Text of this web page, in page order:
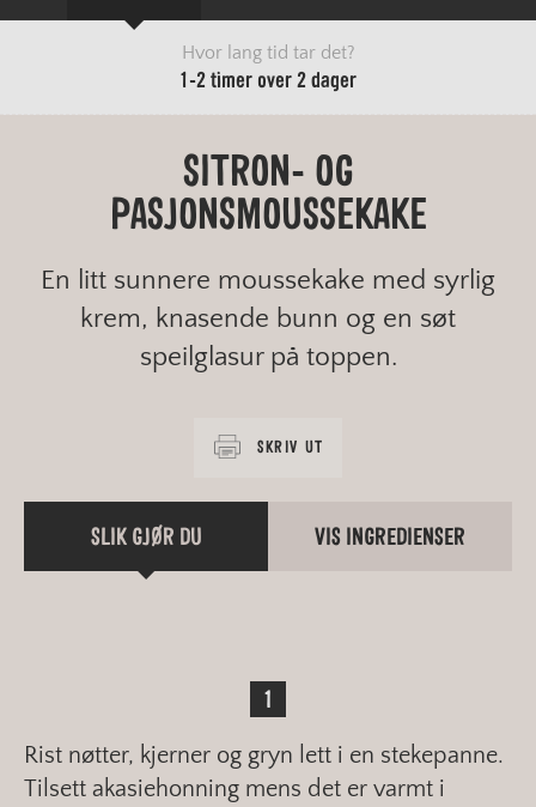
Hvor lang tid tar det?
1-2 timer over 2 dager
SITRON- OG
PASJONSMOUSSEKAKE
En litt sunnere moussekake med syrlig
krem, knasende bunn og en søt
speilglasur på toppen.
SKRIV UT
SLIK GJØR DU VIS INGREDIENSER
Rist nøtter, kjerner og gryn lett i en stekepanne.
Tilsett akasiehonning mens det er varmt i